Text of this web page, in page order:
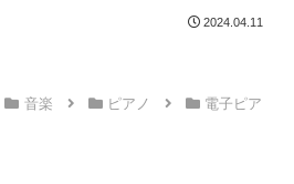
2024.04.11
音楽 ピアノ
電子ピア